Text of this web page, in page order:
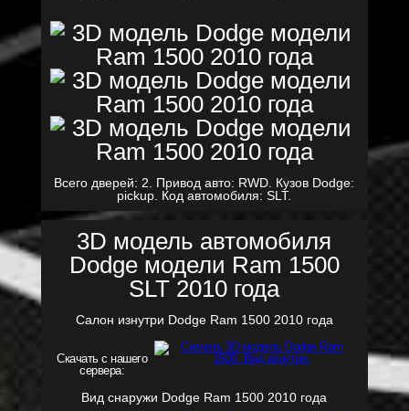
Всего дверей: 2. Привод авто: RWD. Кузов Dodge:
pickup. Код автомобиля: SLT.
3D модель автомобиля
Dodge модели Ram 1500
SLT 2010 года
Салон изнутри Dodge Ram 1500 2010 года
Скачать с нашего
сервера:
Вид снаружи Dodge Ram 1500 2010 года